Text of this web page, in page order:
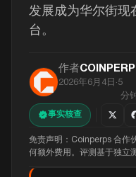
发展成为华尔街现
台。
作者
2026年6月4日 ·5
分
事实核查
免责声明：Coinperps 合作
何额外费用。评测基于独立